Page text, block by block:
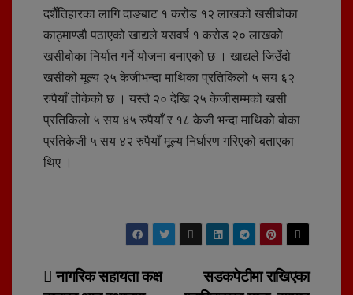
दशैँतिहारका लागि दाङबाट १ करोड १२ लाखको खसीबोका
काठ्माण्डौ पठाएको खाद्यले यसवर्ष १ करोड २० लाखको
खसीबोका निर्यात गर्ने योजना बनाएको छ । खाद्यले जिउँदो
खसीको मूल्य २५ केजीभन्दा माथिका प्रतिकिलो ५ सय ६२
रुपैयाँ तोकेको छ । यस्तै २० देखि २५ केजीसम्मको खसी
प्रतिकिलो ५ सय ४५ रुपैयाँ र १८ केजी भन्दा माथिको बोका
प्रतिकेजी ५ सय ४२ रुपैयाँ मूल्य निर्धारण गरिएको बताएका
थिए ।
Post
सडकपेटीमा राखिएका
नागरिक सहायता कक्ष